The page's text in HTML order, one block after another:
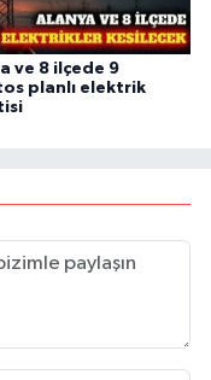
ve 8 ilçede 9
planlı elektrik